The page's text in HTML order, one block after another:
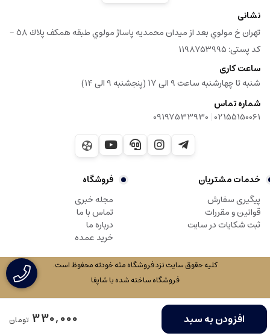
افزودن به سبد 330,000 تومان
نشانی
تهران خ مولوي بعد از ميدان محمديه پاساژ مولوي طبقه همكف پلاك ٥٨ -
کد پستی: 1198753995
ساعت کاری
شنبه تا چهارشنبه ساعت ۹ الی ۱۷ (پنجشنبه 9 الی 14)
شماره تماس
02155150061
|
09197533930
خدمات مشتریان
پیگیری سفارش
قوانین و مقررات
ثبت شکایات در سایت
فروشگاه
مجله خبری
تماس با ما
درباره ما
خرید عمده
کلیه حقوق سایت نزد فروشگاه مثه خودته محفوظ است.
فروشگاه ساخته شده با شاپفا